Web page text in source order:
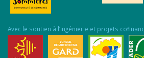
Avec le soutien à l’ingénierie et projets